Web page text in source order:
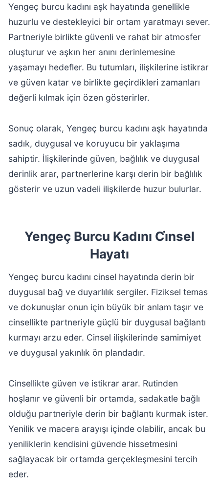
Yengeç burcu kadını aşk hayatında genellikle
huzurlu ve destekleyici bir ortam yaratmayı sever.
Partneriyle birlikte güvenli ve rahat bir atmosfer
oluşturur ve aşkın her anını derinlemesine
yaşamayı hedefler. Bu tutumları, ilişkilerine istikrar
ve güven katar ve birlikte geçirdikleri zamanları
değerli kılmak için özen gösterirler.
Sonuç olarak, Yengeç burcu kadını aşk hayatında
sadık, duygusal ve koruyucu bir yaklaşıma
sahiptir. İlişkilerinde güven, bağlılık ve duygusal
derinlik arar, partnerlerine karşı derin bir bağlılık
gösterir ve uzun vadeli ilişkilerde huzur bulurlar.
Yengeç Burcu Kadını Ci̇nsel
Hayatı
Yengeç burcu kadını cinsel hayatında derin bir
duygusal bağ ve duyarlılık sergiler. Fiziksel temas
ve dokunuşlar onun için büyük bir anlam taşır ve
cinsellikte partneriyle güçlü bir duygusal bağlantı
kurmayı arzu eder. Cinsel ilişkilerinde samimiyet
ve duygusal yakınlık ön plandadır.
Cinsellikte güven ve istikrar arar. Rutinden
hoşlanır ve güvenli bir ortamda, sadakatle bağlı
olduğu partneriyle derin bir bağlantı kurmak ister.
Yenilik ve macera arayışı içinde olabilir, ancak bu
yeniliklerin kendisini güvende hissetmesini
sağlayacak bir ortamda gerçekleşmesini tercih
eder.